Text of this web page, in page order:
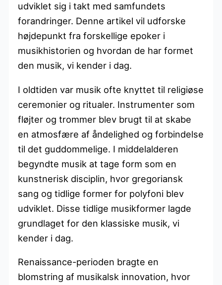
udviklet sig i takt med samfundets
forandringer. Denne artikel vil udforske
højdepunkt fra forskellige epoker i
musikhistorien og hvordan de har formet
den musik, vi kender i dag.
I oldtiden var musik ofte knyttet til religiøse
ceremonier og ritualer. Instrumenter som
fløjter og trommer blev brugt til at skabe
en atmosfære af åndelighed og forbindelse
til det guddommelige. I middelalderen
begyndte musik at tage form som en
kunstnerisk disciplin, hvor gregoriansk
sang og tidlige former for polyfoni blev
udviklet. Disse tidlige musikformer lagde
grundlaget for den klassiske musik, vi
kender i dag.
Renaissance-perioden bragte en
blomstring af musikalsk innovation, hvor